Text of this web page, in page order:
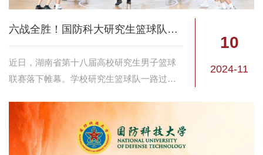
六战全胜！国防科大研究生篮球队摘得桂冠
近日，湖南省第十八届高校研究生男子篮球
联赛落下帷幕。学校研究生篮球队一路过关
也是学校研究生篮球队参加该项赛事以来首
次夺得冠军。
10
2024-11